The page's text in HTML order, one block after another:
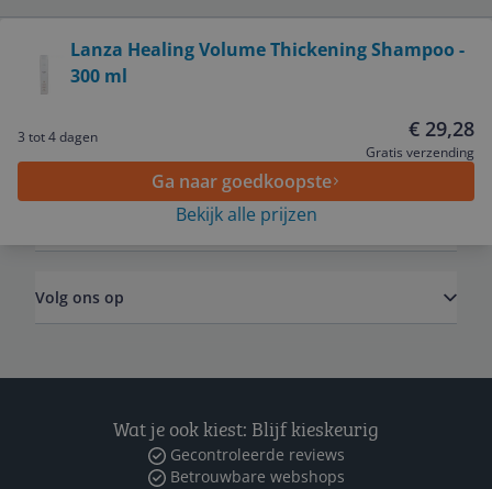
Lanza Healing Volume Thickening Shampoo -
300 ml
3 tot 4 dagen € 29,28
Gratis verzending
Ga naar goedkoopste
Bekijk alle prijzen
Service
Algemeen
Volg ons op
Wat je ook kiest: Blijf kieskeurig
Gecontroleerde reviews
Betrouwbare webshops